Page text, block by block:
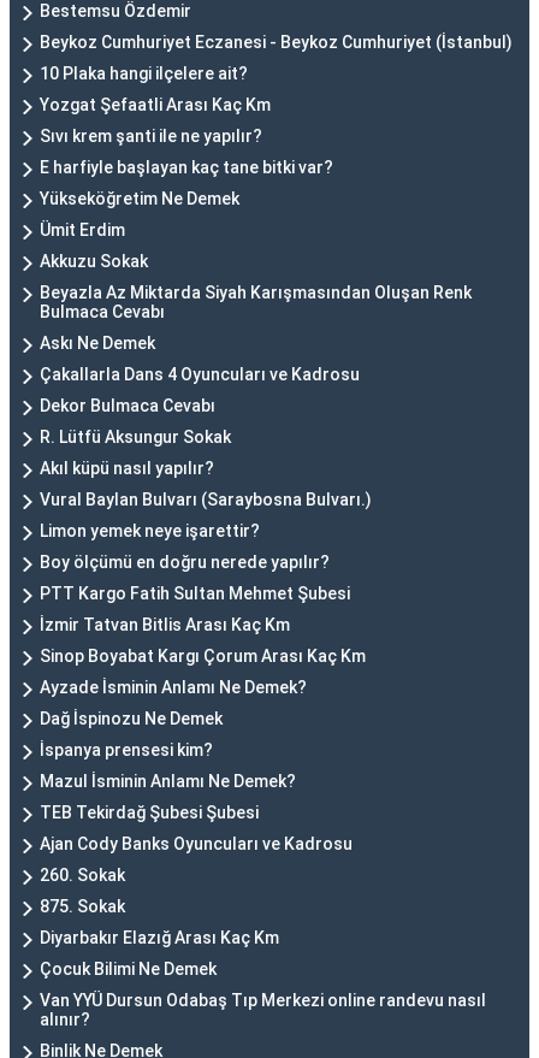
Bestemsu Özdemir
Beykoz Cumhuriyet Eczanesi - Beykoz Cumhuriyet (İstanbul)
10 Plaka hangi ilçelere ait?
Yozgat Şefaatli Arası Kaç Km
Sıvı krem şanti ile ne yapılır?
E harfiyle başlayan kaç tane bitki var?
Yükseköğretim Ne Demek
Ümit Erdim
Akkuzu Sokak
Beyazla Az Miktarda Siyah Karışmasından Oluşan Renk
Bulmaca Cevabı
Askı Ne Demek
Çakallarla Dans 4 Oyuncuları ve Kadrosu
Dekor Bulmaca Cevabı
R. Lütfü Aksungur Sokak
Akıl küpü nasıl yapılır?
Vural Baylan Bulvarı (Saraybosna Bulvarı.)
Limon yemek neye işarettir?
Boy ölçümü en doğru nerede yapılır?
PTT Kargo Fatih Sultan Mehmet Şubesi
İzmir Tatvan Bitlis Arası Kaç Km
Sinop Boyabat Kargı Çorum Arası Kaç Km
Ayzade İsminin Anlamı Ne Demek?
Dağ İspinozu Ne Demek
İspanya prensesi kim?
Mazul İsminin Anlamı Ne Demek?
TEB Tekirdağ Şubesi Şubesi
Ajan Cody Banks Oyuncuları ve Kadrosu
260. Sokak
875. Sokak
Diyarbakır Elazığ Arası Kaç Km
Çocuk Bilimi Ne Demek
Van YYÜ Dursun Odabaş Tıp Merkezi online randevu nasıl
alınır?
Binlik Ne Demek